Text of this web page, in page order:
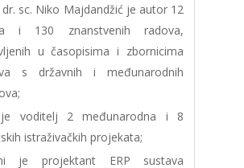
dr. sc. Niko Majdandžić je autor 12
i 130 znanstvenih radova,
u časopisima i zbornicima
s državnih i međunarodnih
voditelj 2 međunarodna i 8
istraživačkih projekata;
je projektant ERP sustava